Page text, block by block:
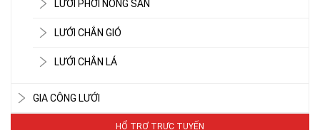
LƯỚI PHƠI NÔNG SẢN
LƯỚI CHẮN GIÓ
LƯỚI CHẮN LÁ
GIA CÔNG LƯỚI
HỔ TRỢ TRỰC TUYẾN